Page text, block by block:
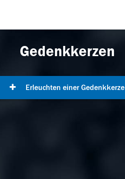
Gedenkkerzen
Erleuchten einer Gedenkkerze